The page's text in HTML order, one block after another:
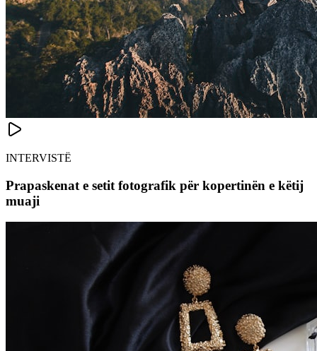
INTERVISTË
Prapaskenat e setit fotografik për kopertinën e këtij
muaji